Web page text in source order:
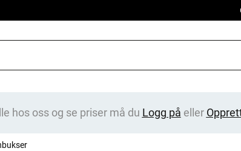
hos oss og se priser må du Logg på eller